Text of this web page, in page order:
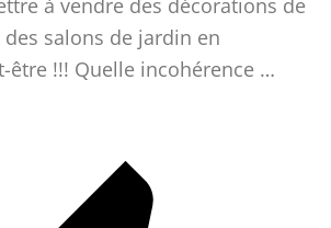
salons de jardin en
être !!! Quelle incohérence …